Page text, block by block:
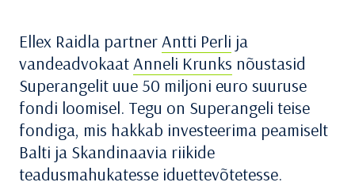
Ellex Raidla partnerAntti Perli ja
vandeadvokaatAnneli Krunks nõustasid
Superangelit uue 50 miljoni euro suuruse
fondi loomisel. Tegu on Superangeli teise
fondiga, mis hakkab investeerima peamiselt
Balti ja Skandinaavia riikide
teadusmahukatesse iduettevõtetesse.